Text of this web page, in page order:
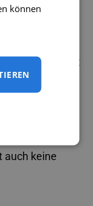
von
und erhöht
fehlt
auch keine
können